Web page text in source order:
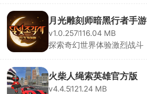
月光雕刻师暗黑行者手游
v1.0.257116.04 MB
探索奇幻世界体验激烈战斗
火柴人绳索英雄官方版
v4.4.5121.24 MB